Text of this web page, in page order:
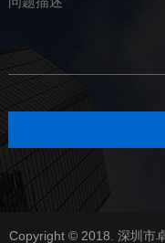
Copyright © 2018. 深圳市